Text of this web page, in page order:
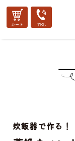
炊飯器で作る！